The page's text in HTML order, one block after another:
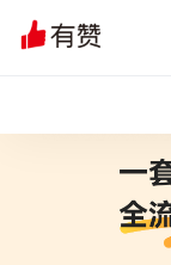
文章 问诊